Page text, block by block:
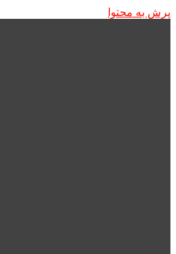
پرش به محتوا